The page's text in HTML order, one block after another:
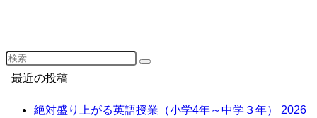
最近の投稿
絶対盛り上がる英語授業（小学4年～中学３年） 2026